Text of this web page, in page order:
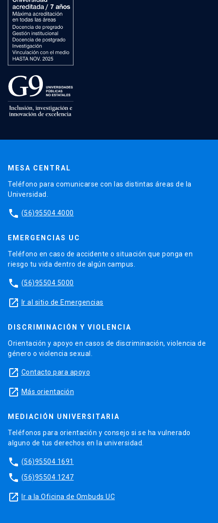
MESA CENTRAL
Teléfono para comunicarse con las distintas áreas de la
Universidad.
phone (56)95504 4000
EMERGENCIAS UC
Teléfono en caso de accidente o situación que ponga en
riesgo tu vida dentro de algún campus.
phone (56)95504 5000
launch Ir al sitio de Emergencias
DISCRIMINACIÓN Y VIOLENCIA
Orientación y apoyo en casos de discriminación, violencia de
género o violencia sexual.
launch Contacto para apoyo
launch Más orientación
MEDIACIÓN UNIVERSITARIA
Teléfonos para orientación y consejo si se ha vulnerado
alguno de tus derechos en la universidad.
phone (56)95504 1691
phone (56)95504 1247
launch Ir a la Oficina de Ombuds UC